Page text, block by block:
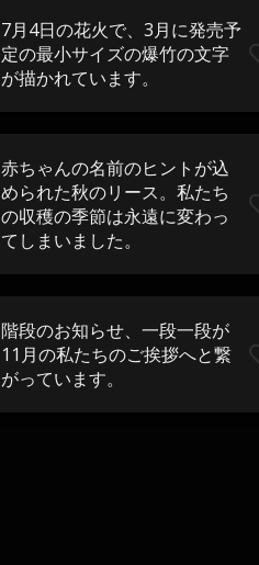
7月4日の花火で、3月に発売予
定の最小サイズの爆竹の文字
が描かれています。
赤ちゃんの名前のヒントが込
められた秋のリース。私たち
の収穫の季節は永遠に変わっ
てしまいました。
階段のお知らせ、一段一段が
11月の私たちのご挨拶へと繋
がっています。